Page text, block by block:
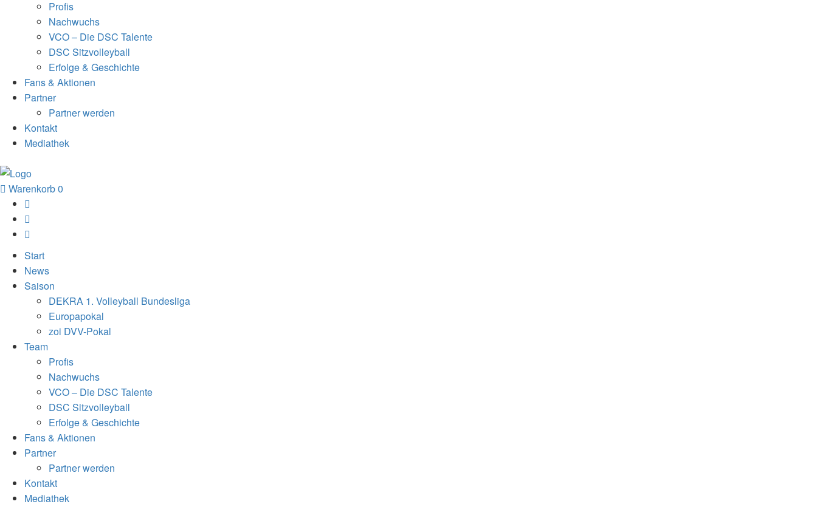
Profis
Nachwuchs
VCO – Die DSC Talente
DSC Sitzvolleyball
Erfolge & Geschichte
Fans & Aktionen
Partner
Partner werden
Kontakt
Mediathek
Warenkorb0
Start
News
Saison
DEKRA 1. Volleyball Bundesliga
Europapokal
zoi DVV-Pokal
Team
Profis
Nachwuchs
VCO – Die DSC Talente
DSC Sitzvolleyball
Erfolge & Geschichte
Fans & Aktionen
Partner
Partner werden
Kontakt
Mediathek